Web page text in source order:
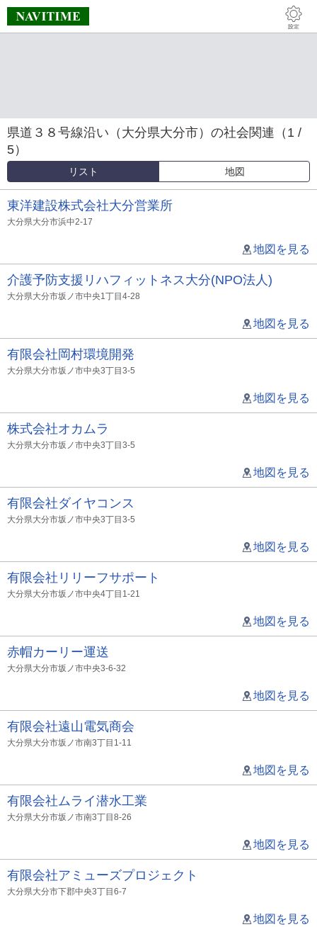
県道３８号線沿い（大分県大分市）の社会関連（1 /
5）
リスト 地図
東洋建設株式会社大分営業所
大分県大分市浜中2-17
地図を見る
介護予防支援リハフィットネス大分(NPO法人)
大分県大分市坂ノ市中央1丁目4-28
地図を見る
有限会社岡村環境開発
大分県大分市坂ノ市中央3丁目3-5
地図を見る
株式会社オカムラ
大分県大分市坂ノ市中央3丁目3-5
地図を見る
有限会社ダイヤコンス
大分県大分市坂ノ市中央3丁目3-5
地図を見る
有限会社リリーフサポート
大分県大分市坂ノ市中央4丁目1-21
地図を見る
赤帽カーリー運送
大分県大分市坂ノ市中央3-6-32
地図を見る
有限会社遠山電気商会
大分県大分市坂ノ市南3丁目1-11
地図を見る
有限会社ムライ潜水工業
大分県大分市坂ノ市南3丁目8-26
地図を見る
有限会社アミューズプロジェクト
大分県大分市下郡中央3丁目6-7
地図を見る